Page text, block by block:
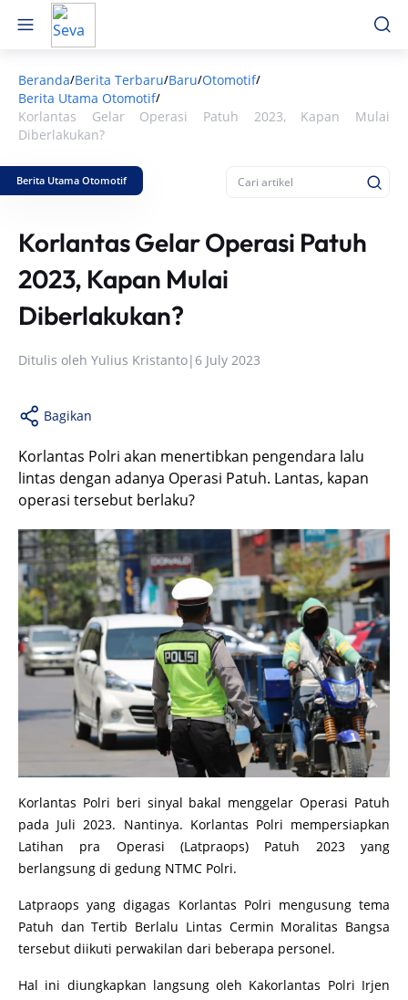
Beranda/Berita Terbaru/Baru/Otomotif/
Berita Utama Otomotif/
Korlantas Gelar Operasi Patuh 2023, Kapan Mulai
Diberlakukan?
Berita Utama Otomotif
Korlantas Gelar Operasi Patuh
2023, Kapan Mulai
Diberlakukan?
Ditulis oleh Yulius Kristanto| 6 July 2023
Bagikan
Korlantas Polri akan menertibkan pengendara lalu
lintas dengan adanya Operasi Patuh. Lantas, kapan
operasi tersebut berlaku?
Korlantas Polri beri sinyal bakal menggelar Operasi Patuh
pada Juli 2023. Nantinya. Korlantas Polri mempersiapkan
Latihan pra Operasi (Latpraops) Patuh 2023 yang
berlangsung di gedung NTMC Polri.
Latpraops yang digagas Korlantas Polri mengusung tema
Patuh dan Tertib Berlalu Lintas Cermin Moralitas Bangsa
tersebut diikuti perwakilan dari beberapa personel.
Hal ini diungkapkan langsung oleh Kakorlantas Polri Irjen